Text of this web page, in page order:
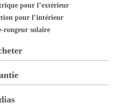
pour l’extérieur
pour l’intérieur
rongeur solaire